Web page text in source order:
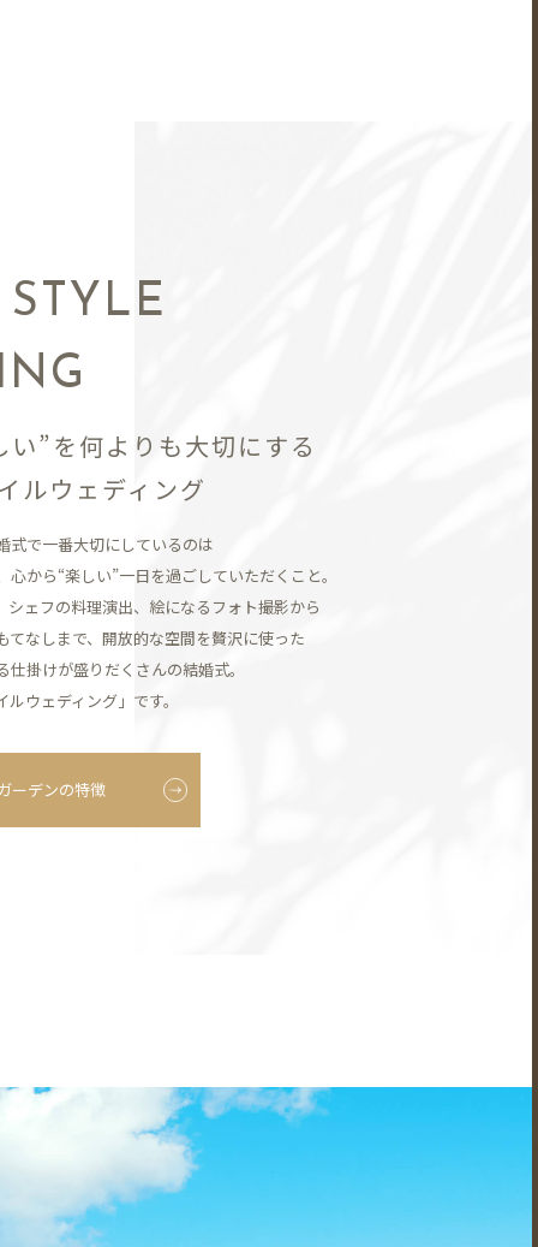
”を何よりも大切にする
ルウェディング
式で一番大切にしているのは
心から“楽しい”一日を過ごしていただくこと。
ェフの料理演出、 絵になるフォト撮影から
てなしまで、開放的な空間を贅沢に使った
掛けが盛りだくさんの結婚式。
ウェディング」です。
ーデンの特徴